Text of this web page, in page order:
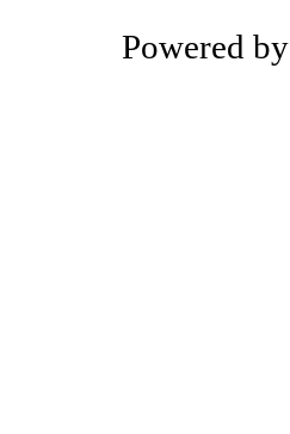
Powered by